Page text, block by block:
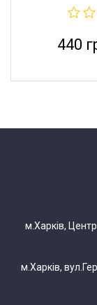
440
м.Харків,
м.Харків,